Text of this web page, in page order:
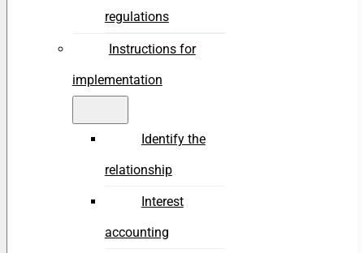
regulations
Instructions for
implementation
Identify the
relationship
Interest
accounting